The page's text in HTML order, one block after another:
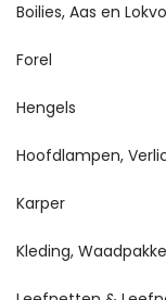
Boilies, Aas en
Forel
Hengels
Hoofdlampen,
Karper
Kleding,